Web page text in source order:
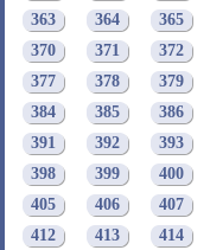
363
364 365
370
371 372
377
378 379
384
385 386
391
392 393
398
399 400
405
406 407
412
413 414